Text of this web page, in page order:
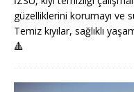
güzelliklerini korumayı ve
Temiz kıyılar, sağlıklı
🔺